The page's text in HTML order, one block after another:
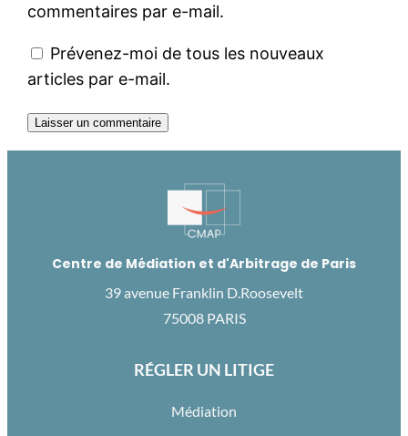
commentaires par e-mail.
Prévenez-moi de tous les nouveaux
articles par e-mail.
Centre de Médiation et d'Arbitrage de Paris
39 avenue Franklin D.Roosevelt
75008 PARIS
RÉGLER UN LITIGE
Médiation